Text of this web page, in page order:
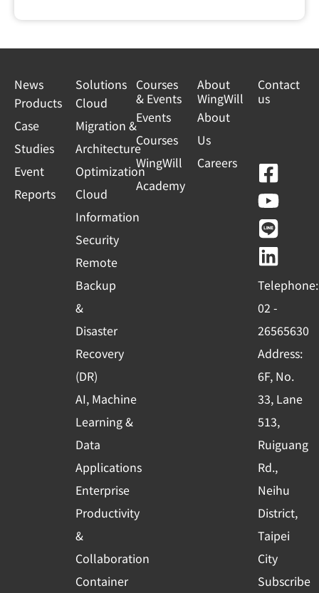
News
Products
Case
Studies
Event
Reports
Solutions
Cloud
Migration &
Architecture
Optimization
Cloud
Information
Security
Remote
Backup
&
Disaster
Recovery
(DR)
AI, Machine
Learning &
Data
Applications
Enterprise
Productivity
&
Collaboration
Container
Courses
& Events
Events
Courses
WingWill
Academy
About
WingWill
About
Us
Careers
Contact
us
F
a
c
e
b
o
o
k
-
s
q
u
a
r
e
Y
o
u
t
u
b
e
L
i
n
e
L
i
n
k
e
d
i
n
Telephone:
02 -
26565630
Address:
6F, No.
33, Lane
513,
Ruiguang
Rd.,
Neihu
District,
Taipei
City
Subscribe